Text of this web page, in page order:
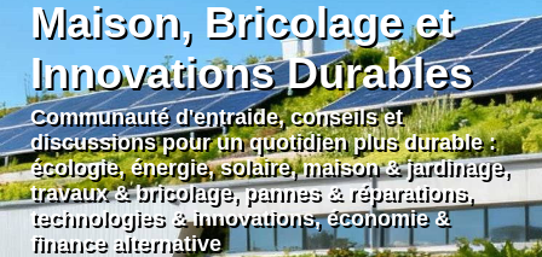
Maison, Bricolage et
Innovations Durables
Communauté d'entraide, conseils et
discussions pour un quotidien plus durable :
écologie, énergie, solaire, maison & jardinage,
travaux & bricolage, pannes & réparations,
technologies & innovations, économie &
finance alternative